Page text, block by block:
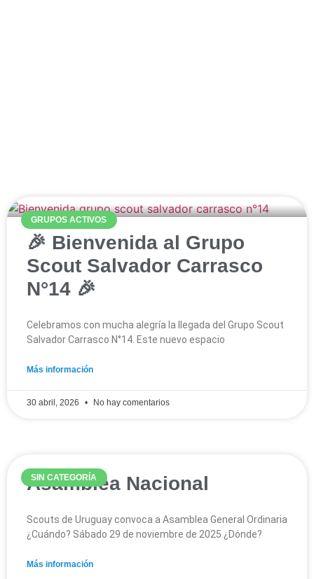
GRUPOS ACTIVOS
🎉 Bienvenida al Grupo
Scout Salvador Carrasco
N°14 🎉
Celebramos con mucha alegría la llegada del Grupo Scout
Salvador Carrasco N°14. Este nuevo espacio
Más información
30 abril, 2026 No hay comentarios
SIN CATEGORÍA
Asamblea Nacional
Scouts de Uruguay convoca a Asamblea General Ordinaria
¿Cuándo? Sábado 29 de noviembre de 2025 ¿Dónde?
Más información